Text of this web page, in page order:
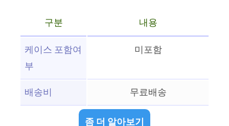
구분
내용
케이스 포함여
부
미포함
배송비 무료배송
좀 더 알아보기